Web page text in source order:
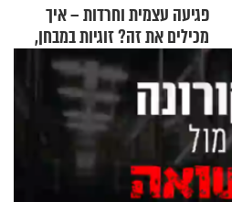
פגיעה עצמית וחרדות – איך
מכילים את זה? זוגיות במבחן,
הפעם עם יהודית ואלתר כהן